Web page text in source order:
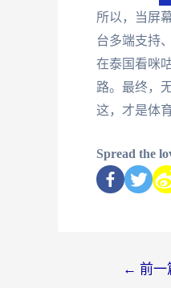
所以，当屏
台多端支持
在泰国看咪
路。最终，
这，才是体
Spread the
← 前一